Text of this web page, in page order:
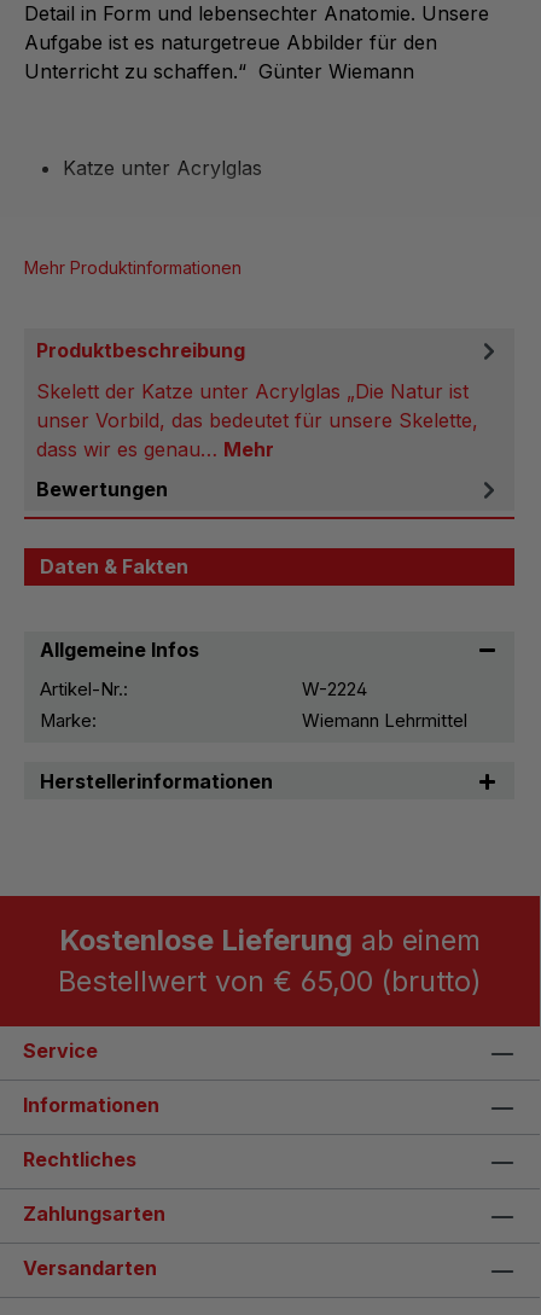
Detail in Form und lebensechter Anatomie. Unsere
Aufgabe ist es naturgetreue Abbilder für den
Unterricht zu schaffen.“ Günter Wiemann
Katze unter Acrylglas
Mehr Produktinformationen
Produktbeschreibung
Skelett der Katze unter Acrylglas „Die Natur ist
unser Vorbild, das bedeutet für unsere Skelette,
dass wir es genau… Mehr
Bewertungen
Daten & Fakten
Allgemeine Infos
Artikel-Nr.:
W-2224
Marke:
Wiemann Lehrmittel
Herstellerinformationen
Kostenlose Lieferung ab einem
Bestellwert von € 65,00 (brutto)
Service
Informationen
Rechtliches
Zahlungsarten
Versandarten